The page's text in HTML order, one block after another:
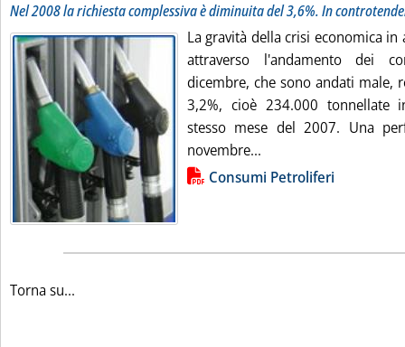
Nel 2008 la richiesta complessiva è diminuita del 3,6%. In
La gravità della crisi economica in
attraverso l'andamento dei
dicembre, che sono andati male,
3,2%, cioè 234.000 tonnellate
stesso mese del 2007. Una
novembre...
Lista allegati PDF alla notiziaConsumi Petroliferi
Torna su...